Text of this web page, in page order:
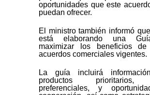
oportunidades que este
puedan ofrecer.
El ministro también informó
está elaborando una
maximizar los beneficios
acuerdos comerciales vigentes.
La guía incluirá
productos prioritarios,
preferenciales, y